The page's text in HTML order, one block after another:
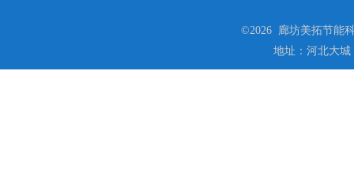
©2026 廊坊美拓节能
地址：河北大城